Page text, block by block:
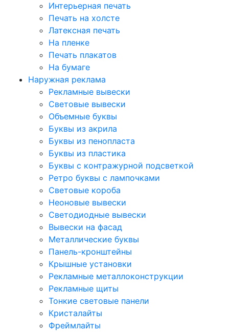
Интерьерная печать
Печать на холсте
Латексная печать
На пленке
Печать плакатов
На бумаге
Наружная реклама
Рекламные вывески
Световые вывески
Объемные буквы
Буквы из акрила
Буквы из пенопласта
Буквы из пластика
Буквы с контражурной подсветкой
Ретро буквы с лампочками
Световые короба
Неоновые вывески
Светодиодные вывески
Вывески на фасад
Металлические буквы
Панель-кронштейны
Крышные установки
Рекламные металлоконструкции
Рекламные щиты
Тонкие световые панели
Кристалайты
Фреймлайты